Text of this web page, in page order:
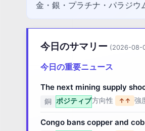
金・銀・プラチナ・パラジウ
今日のサマリー (2026-08-
今日の重要ニュース
The next mining supply
銅 ポジティブ方向性 ↑↑ 強
Congo bans copper and